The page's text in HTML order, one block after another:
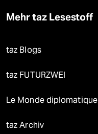
Mehr taz Lesestoff
taz Blogs
taz FUTURZWEI
Le Monde diplomatique
taz Archiv